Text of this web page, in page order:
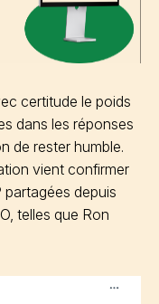
certitude le poids
dans les réponses
de rester humble.
vient confirmer
depuis
telles que Ron